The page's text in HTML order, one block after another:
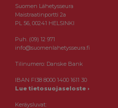
Suomen Lähetysseura
Maistraatinportti 2a
PL 56, 00241 HELSINKI
Puh. (09) 12 971
info@suomenlahetysseura.fi
Tilinumero: Danske Bank
IBAN FI38 8000 1400 1611 30
Lue tietosuojaseloste ›
Keräysluvat: